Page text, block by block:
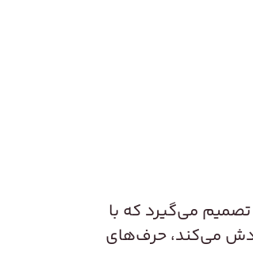
تصمیم می‌گیرد که با
می‌کند، حرف‌های